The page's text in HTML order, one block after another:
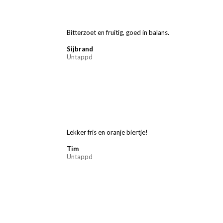
Bitterzoet en fruitig, goed in balans.
Sijbrand
Untappd
Lekker fris en oranje biertje!
Tim
Untappd